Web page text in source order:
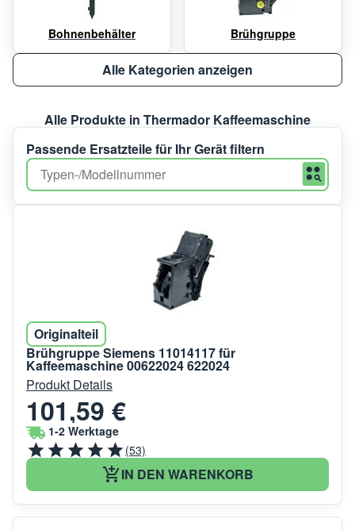
Bohnenbehälter Brühgruppe
Alle Kategorien anzeigen
Alle Produkte in Thermador Kaffeemaschine
Passende Ersatzteile für Ihr Gerät filtern
Originalteil
Brühgruppe Siemens 11014117 für
Kaffeemaschine 00622024 622024
Produkt Details
101,59 €
1-2 Werktage
(53)
IN DEN WARENKORB